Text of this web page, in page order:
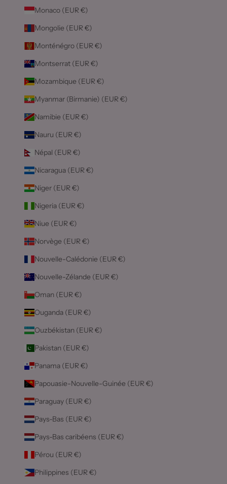
Monaco (EUR €)
Mongolie (EUR €)
Monténégro (EUR €)
Montserrat (EUR €)
Mozambique (EUR €)
Myanmar (Birmanie) (EUR €)
Namibie (EUR €)
Nauru (EUR €)
Népal (EUR €)
Nicaragua (EUR €)
Niger (EUR €)
Nigeria (EUR €)
Niue (EUR €)
Norvège (EUR €)
Nouvelle-Calédonie (EUR €)
Nouvelle-Zélande (EUR €)
Oman (EUR €)
Ouganda (EUR €)
Ouzbékistan (EUR €)
Pakistan (EUR €)
Panama (EUR €)
Papouasie-Nouvelle-Guinée (EUR €)
Paraguay (EUR €)
Pays-Bas (EUR €)
Pays-Bas caribéens (EUR €)
Pérou (EUR €)
Philippines (EUR €)